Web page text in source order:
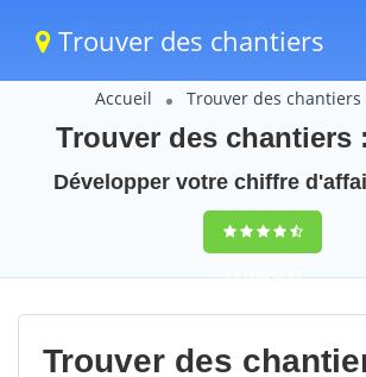
Trouver des chantiers
Accueil Trouver des
Trouver des chantiers
Développer votre chiffre
9,5(100%)47
votes
Trouver des